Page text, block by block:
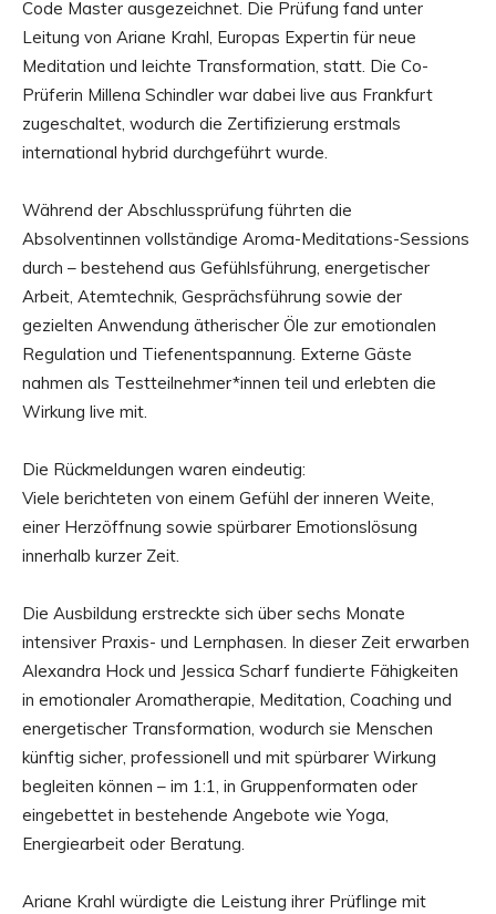
Code Master ausgezeichnet. Die Prüfung fand unter
Leitung von Ariane Krahl, Europas Expertin für neue
Meditation und leichte Transformation, statt. Die Co-
Prüferin Millena Schindler war dabei live aus Frankfurt
zugeschaltet, wodurch die Zertifizierung erstmals
international hybrid durchgeführt wurde.
Während der Abschlussprüfung führten die
Absolventinnen vollständige Aroma-Meditations-Sessions
durch – bestehend aus Gefühlsführung, energetischer
Arbeit, Atemtechnik, Gesprächsführung sowie der
gezielten Anwendung ätherischer Öle zur emotionalen
Regulation und Tiefenentspannung. Externe Gäste
nahmen als Testteilnehmer*innen teil und erlebten die
Wirkung live mit.
Die Rückmeldungen waren eindeutig:
Viele berichteten von einem Gefühl der inneren Weite,
einer Herzöffnung sowie spürbarer Emotionslösung
innerhalb kurzer Zeit.
Die Ausbildung erstreckte sich über sechs Monate
intensiver Praxis- und Lernphasen. In dieser Zeit erwarben
Alexandra Hock und Jessica Scharf fundierte Fähigkeiten
in emotionaler Aromatherapie, Meditation, Coaching und
energetischer Transformation, wodurch sie Menschen
künftig sicher, professionell und mit spürbarer Wirkung
begleiten können – im 1:1, in Gruppenformaten oder
eingebettet in bestehende Angebote wie Yoga,
Energiearbeit oder Beratung.
Ariane Krahl würdigte die Leistung ihrer Prüflinge mit